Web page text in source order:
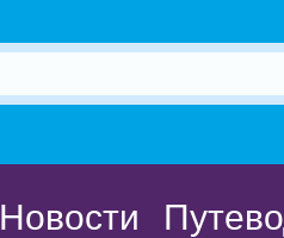
Новости